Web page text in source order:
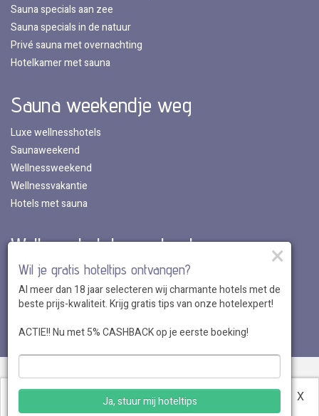
Sauna specials aan zee
Sauna specials in de natuur
Privé sauna met overnachting
Hotelkamer met sauna
Sauna weekendje weg
Luxe wellnesshotels
Saunaweekend
Wellnessweekend
Wellnessvakantie
Hotels met sauna
Wellnesshotels per land
Wellnesshotels in Nederland
Wellnesshotels in Belgie
Wellnesshotels in Luxemburg
Wellnesshotels in Duitsland
Over ons•Sitemap•Disclaimer•Voordelen•Privacy
•Voorwaarden•Veelgestelde vragen•Klantenservice•Hotel
aanmelden
×
Wil je gratis hoteltips ontvangen?
Al meer dan 18 jaar selecteren wij charmante hotels met de
beste prijs-kwaliteit. Krijg gratis tips van onze hotelexpert!
ACTIE!! Nu met 5% CASHBACK op je eerste boeking!
Ja, stuur mij hoteltips X
Deze website maakt gebruik van cookies.
informatie.